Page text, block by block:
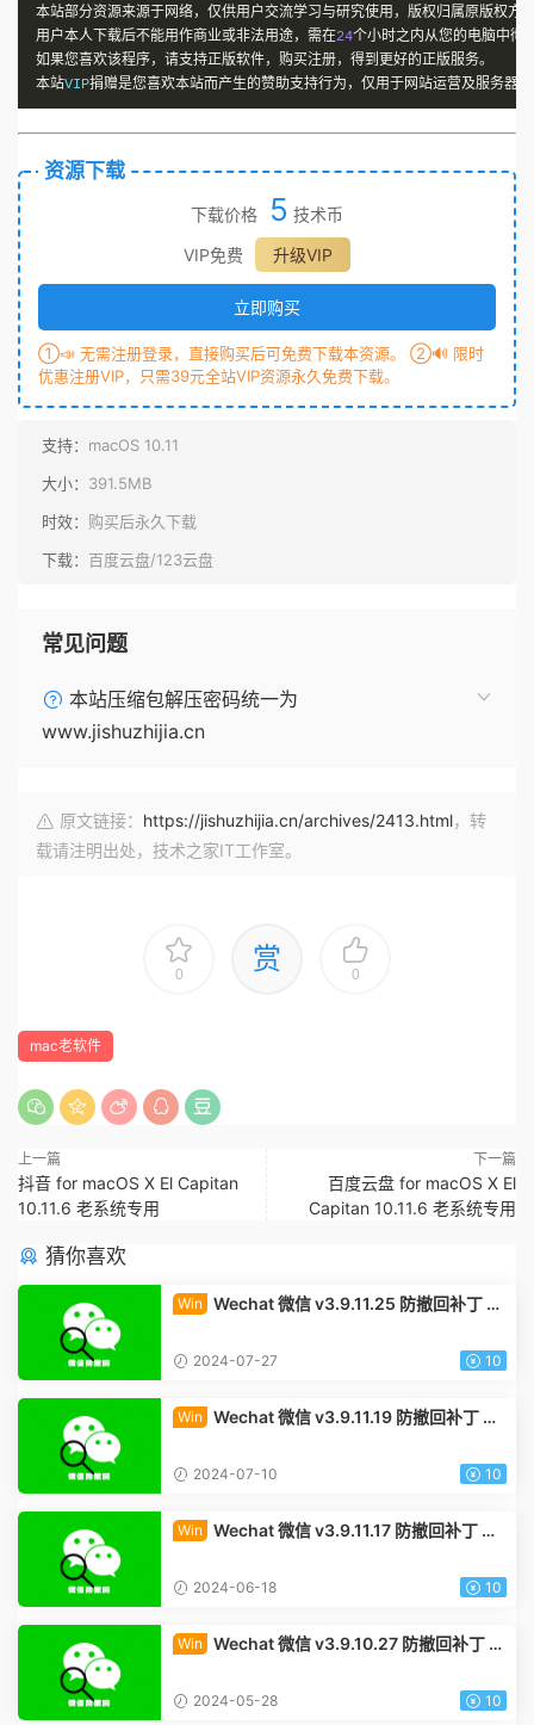
本站部分资源来源于网络，仅供用户交流学习与研究使用，版权归属原版权方
用户本人下载后不能用作商业或非法用途，需在24个小时之内从您的电脑中彻
如果您喜欢该程序，请支持正版软件，购买注册，得到更好的正版服务。
本站VIP捐赠是您喜欢本站而产生的赞助支持行为，仅用于网站运营及服务器
资源下载
下载价格 5 技术币
VIP免费
升级VIP
立即购买
①📣 无需注册登录，直接购买后可免费下载本资源。 ②🔊 限时
优惠注册VIP，只需39元全站VIP资源永久免费下载。
支持： macOS 10.11
大小： 391.5MB
时效： 购买后永久下载
下载： 百度云盘/123云盘
常见问题
本站压缩包解压密码统一为
www.jishuzhijia.cn
原文链接： https://jishuzhijia.cn/archives/2413.html，转
载请注明出处，技术之家IT工作室。
0 赏 0
mac老软件
上一篇
抖音 for macOS X El Capitan
10.11.6 老系统专用
下一篇
百度云盘 for macOS X El
Capitan 10.11.6 老系统专用
猜你喜欢
Win
Wechat 微信 v3.9.11.25 防撤回补丁 W
2024-07-27 10
Win
Wechat 微信 v3.9.11.19 防撤回补丁 Wi
2024-07-10 10
Win
Wechat 微信 v3.9.11.17 防撤回补丁 Wi
2024-06-18 10
Win
Wechat 微信 v3.9.10.27 防撤回补丁 W
2024-05-28 10